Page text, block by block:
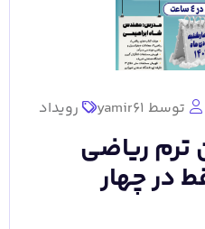
توسط yamir61 رویداد
ترم ریاضی
در چهار